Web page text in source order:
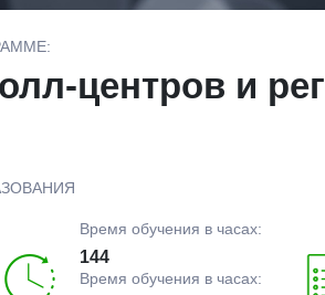
центров и
Время обучения в часах:
144
Время обучения в часах: